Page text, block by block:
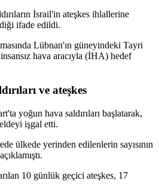
İsrail'in ateşkes ihlallerine
ifade edildi.
Lübnan'ın güneyindeki Tayri
hava aracıyla (İHA) hedef
ve ateşkes
yoğun hava saldırıları başlatarak,
işgal etti.
ülkede yerinden edilenlerin sayısının
10 günlük geçici ateşkes, 17